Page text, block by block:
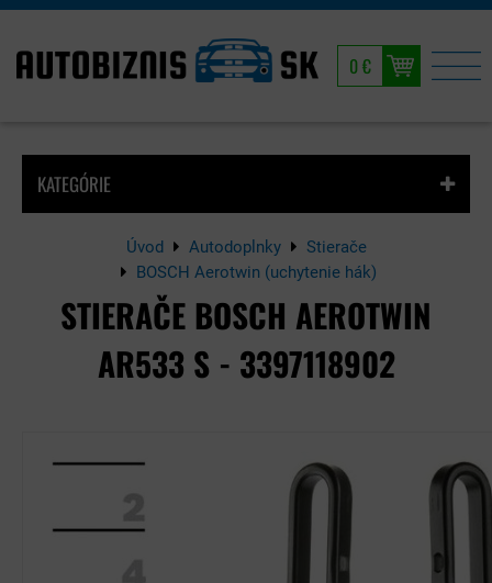
0 €
KATEGÓRIE
Úvod Autodoplnky
Stierače
BOSCH Aerotwin (uchytenie hák)
STIERAČE BOSCH AEROTWIN
AR533 S - 3397118902